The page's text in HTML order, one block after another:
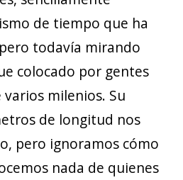
de tiempo que ha
todavía mirando
colocado por gentes
milenios. Su
de longitud nos
pero ignoramos cómo
nada de quienes